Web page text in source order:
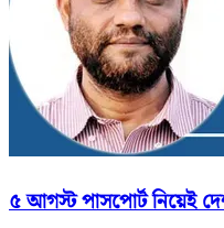
৫ আগস্ট পাসপোর্ট নিয়েই